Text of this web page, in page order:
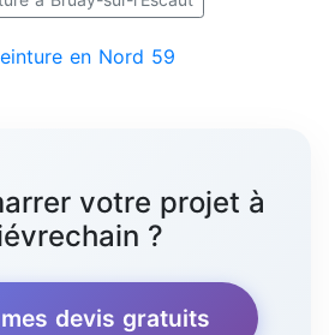
en Nord 59
votre projet à
?
devis gratuits